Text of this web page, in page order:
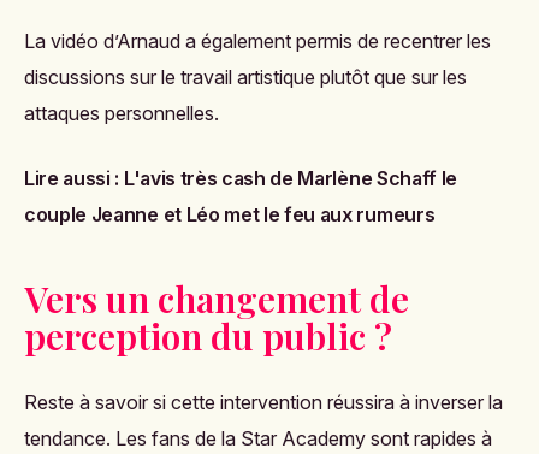
La vidéo d’Arnaud a également permis de recentrer les
discussions sur le travail artistique plutôt que sur les
attaques personnelles.
Lire aussi : L'avis très cash de Marlène Schaff le
couple Jeanne et Léo met le feu aux rumeurs
Vers un changement de
perception du public ?
Reste à savoir si cette intervention réussira à inverser la
tendance. Les fans de la Star Academy sont rapides à